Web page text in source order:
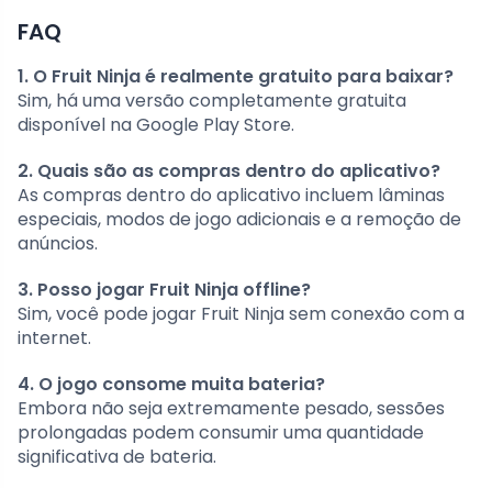
FAQ
1. O Fruit Ninja é realmente gratuito para baixar?
Sim, há uma versão completamente gratuita
disponível na Google Play Store.
2. Quais são as compras dentro do aplicativo?
As compras dentro do aplicativo incluem lâminas
especiais, modos de jogo adicionais e a remoção de
anúncios.
3. Posso jogar Fruit Ninja offline?
Sim, você pode jogar Fruit Ninja sem conexão com a
internet.
4. O jogo consome muita bateria?
Embora não seja extremamente pesado, sessões
prolongadas podem consumir uma quantidade
significativa de bateria.